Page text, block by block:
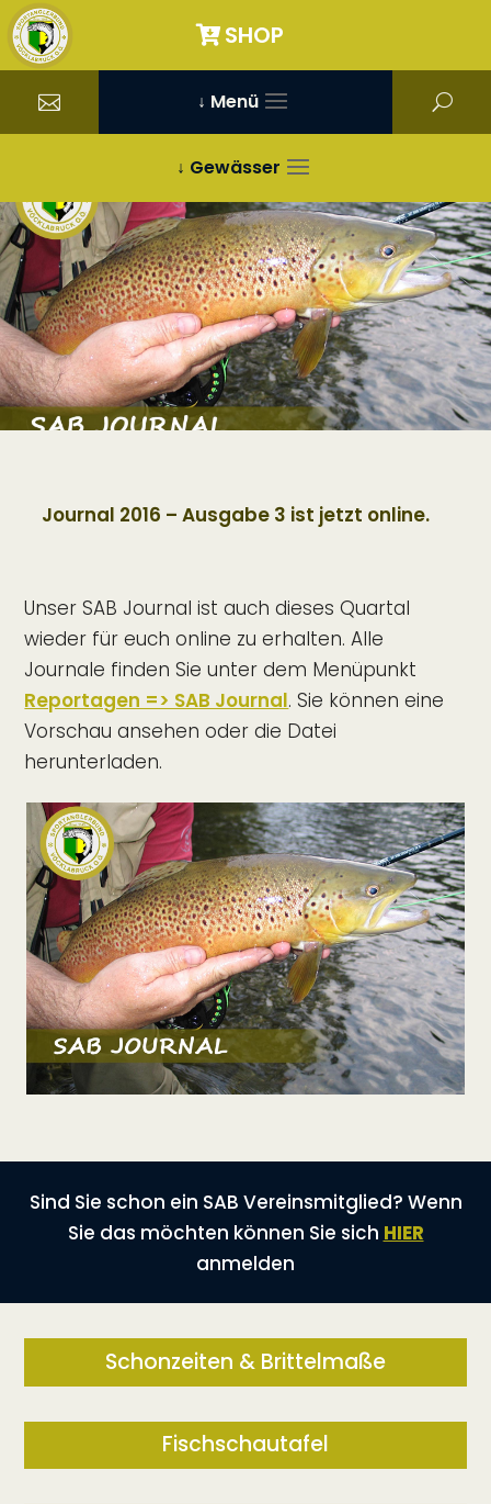
SHOP
↓ Menü
↓ Gewässer
Journal 2016 – Ausgabe 3 ist jetzt online.
Unser SAB Journal ist auch dieses Quartal
wieder für euch online zu erhalten. Alle
Journale finden Sie unter dem Menüpunkt
Reportagen => SAB Journal. Sie können eine
Vorschau ansehen oder die Datei
herunterladen.
Sind Sie schon ein SAB Vereinsmitglied? Wenn
Sie das möchten können Sie sich HIER
anmelden
Schonzeiten & Brittelmaße
Fischschautafel